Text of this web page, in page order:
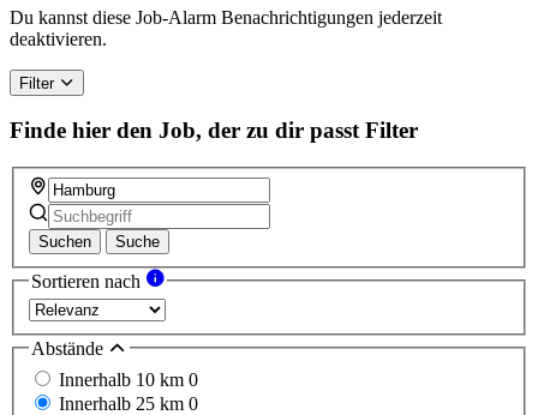
Du kannst diese Job-Alarm Benachrichtigungen jederzeit
deaktivieren.
Filter
Finde hier den Job, der zu dir passt Filter
Suchen Suche
Sortieren nach
Abstände
Innerhalb 10 km 0
Innerhalb 25 km 0